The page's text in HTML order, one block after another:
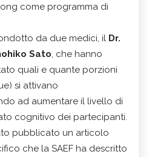
come programma di
da due medici, il Dr.
Sato, che hanno
quali e quante porzioni
si attivano
ad aumentare il livello di
cognitivo dei partecipanti.
pubblicato un articolo
che la SAEF ha descritto